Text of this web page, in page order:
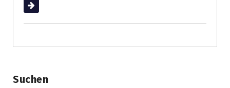
Weiterlesen
Suchen